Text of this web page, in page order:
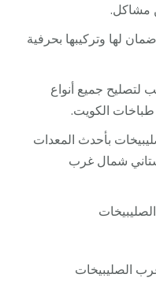
مشاكل.
لها وتركيبها بحرفية
لتصليح جميع أنواع
الكويت.
بأحدث المعدات
شمال غرب